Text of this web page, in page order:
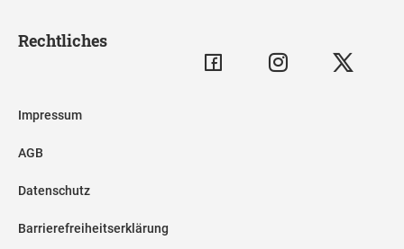
Rechtliches
Impressum
AGB
Datenschutz
Barrierefreiheitserklärung